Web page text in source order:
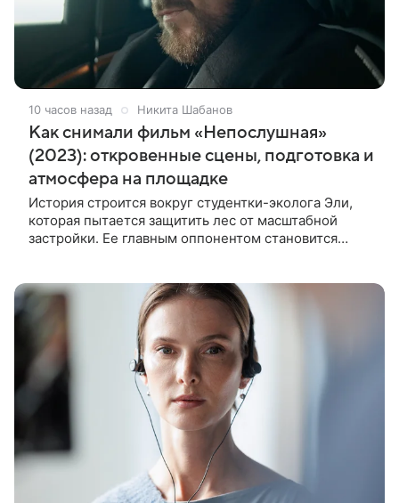
10 часов назад Никита Шабанов
Как снимали фильм «Непослушная»
(2023): откровенные сцены, подготовка и
атмосфера на площадке
История строится вокруг студентки-эколога Эли,
которая пытается защитить лес от масштабной
застройки. Ее главным оппонентом становится